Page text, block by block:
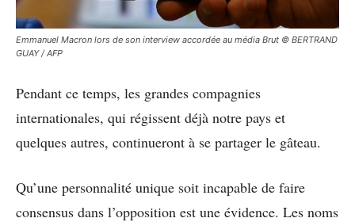
Emmanuel Macron lors de son interview accordée au média Brut © BERTRAND
GUAY / AFP
Pendant ce temps, les grandes compagnies
internationales, qui régissent déjà notre pays et
quelques autres, continueront à se partager le gâteau.
Qu’une personnalité unique soit incapable de faire
consensus dans l’opposition est une évidence. Les noms